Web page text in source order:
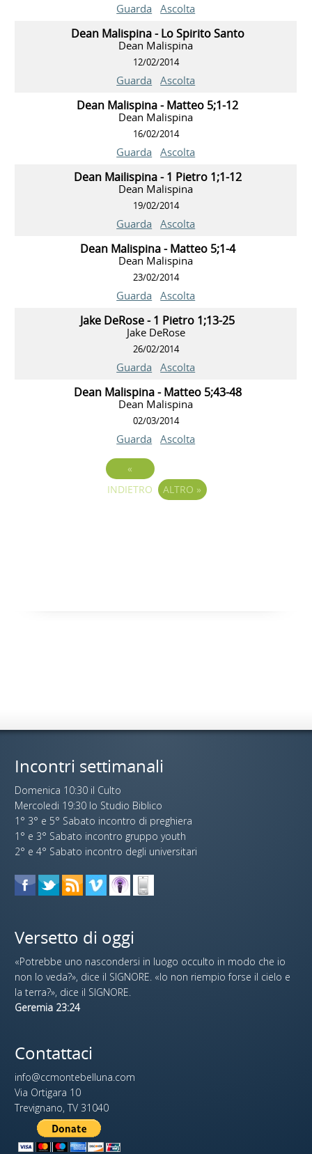
Guarda Ascolta
Dean Malispina - Lo Spirito Santo
Dean Malispina
12/02/2014
Guarda Ascolta
Dean Malispina - Matteo 5;1-12
Dean Malispina
16/02/2014
Guarda Ascolta
Dean Mailispina - 1 Pietro 1;1-12
Dean Malispina
19/02/2014
Guarda Ascolta
Dean Malispina - Matteo 5;1-4
Dean Malispina
23/02/2014
Guarda Ascolta
Jake DeRose - 1 Pietro 1;13-25
Jake DeRose
26/02/2014
Guarda Ascolta
Dean Malispina - Matteo 5;43-48
Dean Malispina
02/03/2014
Guarda Ascolta
«
INDIETRO
ALTRO »
Incontri settimanali
Domenica 10:30 il Culto
Mercoledi 19:30 lo Studio Biblico
1° 3° e 5° Sabato incontro di preghiera
1° e 3° Sabato incontro gruppo youth
2° e 4° Sabato incontro degli universitari
Versetto di oggi
«Potrebbe uno nascondersi in luogo occulto in modo che io
non lo veda?», dice il SIGNORE. «Io non riempio forse il cielo e
la terra?», dice il SIGNORE.
Geremia 23:24
Contattaci
info@ccmontebelluna.com
Via Ortigara 10
Trevignano, TV 31040